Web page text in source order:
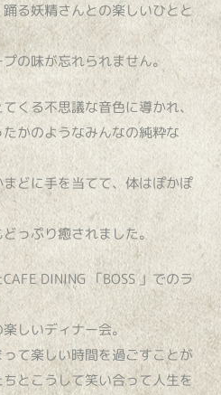
る妖精さんとの楽しいひとと
の味が忘れられません。
くる不思議な音色に導かれ、
かのようなみんなの純粋な
どに手を当てて、体はぽかぽ
っぷり癒されました。
DINING 「BOSS 」でのラ
しいディナー会。
て楽しい時間を過ごすことが
とこうして笑い合って人生を